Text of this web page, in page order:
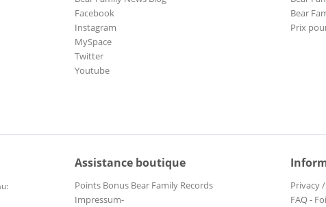
Facebook
Instagram
MySpace
Twitter
Youtube
Bear
Prix
Assistance boutique
Points Bonus Bear Family Records
Impressum-
Privacy
FAQ -